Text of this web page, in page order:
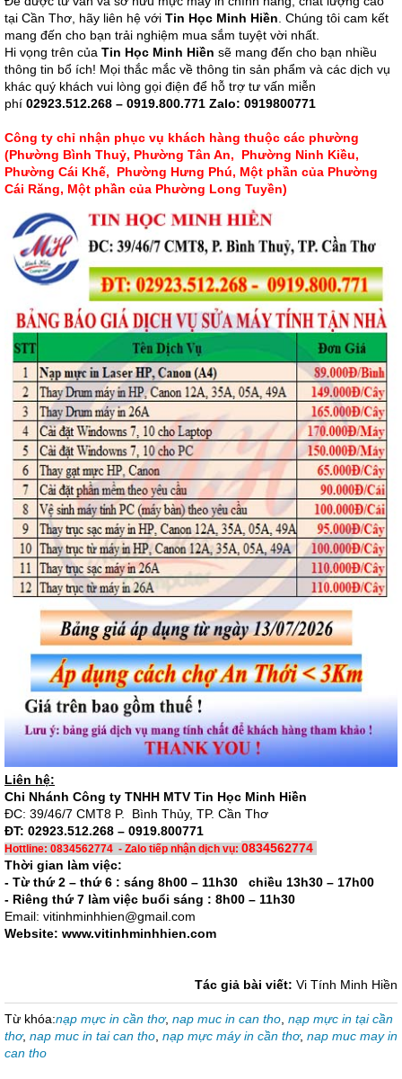
tại Cần Thơ, hãy liên hệ với Tin Học Minh Hiền. Chúng tôi cam kết
mang đến cho bạn trải nghiệm mua sắm tuyệt vời nhất.
Hi vọng trên của Tin Học Minh Hiền sẽ mang đến cho bạn nhiều
thông tin bổ ích! Mọi thắc mắc về thông tin sản phẩm và các dịch vụ
khác quý khách vui lòng gọi điện để hỗ trợ tư vấn miễn
phí 02923.512.268 – 0919.800.771 Zalo: 0919800771
Công ty chỉ nhận phục vụ khách hàng thuộc các phường
(Phường Bình Thuỷ, Phường Tân An, Phường Ninh Kiều,
Phường Cái Khế, Phường Hưng Phú, Một phần của Phường
Cái Răng, Một phần của Phường Long Tuyền)
Liên hệ:
Chi Nhánh Công ty TNHH MTV Tin Học Minh Hiền
ĐC: 39/46/7 CMT8 P. Bình Thủy, TP. Cần Thơ
ĐT: 02923.512.268 – 0919.800771
Hottline: 0834562774 - Zalo tiếp nhận dịch vụ: 0834562774
Thời gian làm việc:
- Từ thứ 2 – thứ 6 : sáng 8h00 – 11h30 chiều 13h30 – 17h00
- Riêng thứ 7 làm việc buổi sáng : 8h00 – 11h30
Email: vitinhminhhien@gmail.com
Website: www.vitinhminhhien.com
Tác giả bài viết: Vi Tính Minh Hiền
Từ khóa:nạp mực in cần thơ, nap muc in can tho nạp mực in tại cần
thơ, nap muc in tai can tho nạp mực máy in cần thơ, nap muc may in
can tho